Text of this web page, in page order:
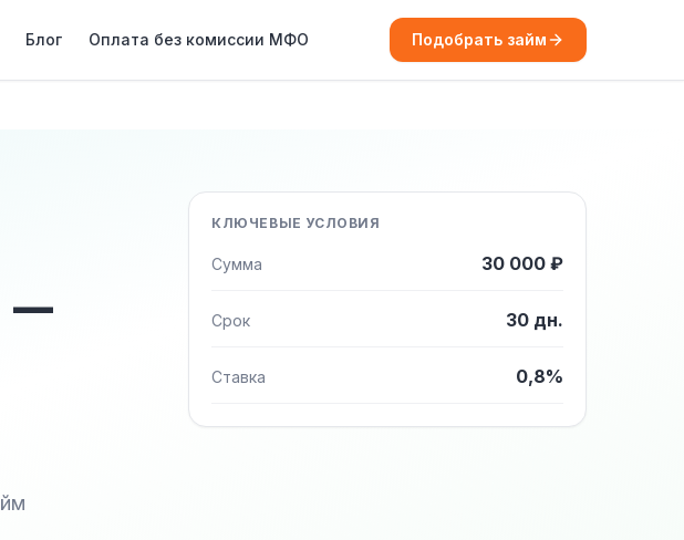
Блог Оплата без комиссии МФО Подобрать займ
—
КЛЮЧЕВЫЕ УСЛОВИЯ
Сумма 30 000 ₽
Срок 30 дн.
Ставка 0,8%